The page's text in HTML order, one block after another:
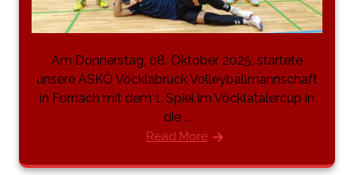
Am Donnerstag, 08. Oktober 2025, startete
unsere ASKÖ Vöcklabruck Volleyballmannschaft
in Fornach mit dem 1. Spiel im Vöcklatalercup in
die ...
Read More